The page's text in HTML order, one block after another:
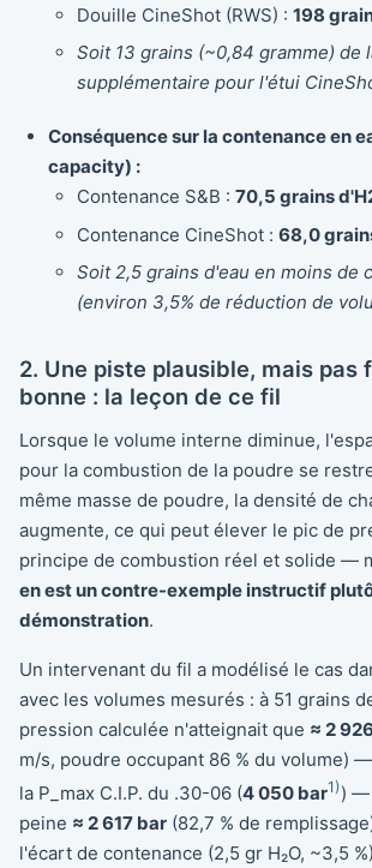
Douille CineShot (RWS) : 198
Soit 13 grains (~0,84 gramme) de
supplémentaire pour l'étui
Conséquence sur la contenance en
capacity) :
Contenance S&B : 70,5 grains
Contenance CineShot : 68,0
Soit 2,5 grains d'eau en moins de
(environ 3,5% de réduction de
2. Une piste plausible, mais pas
bonne : la leçon de ce fil
Lorsque le volume interne diminue,
pour la combustion de la poudre se
même masse de poudre, la densité de
augmente, ce qui peut élever le pic de
principe de combustion réel et solide —
en est un contre-exemple instructif
démonstration.
Un intervenant du fil a modélisé le cas
avec les volumes mesurés : à 51 grains
pression calculée n'atteignait que ≈ 2
m/s, poudre occupant 86 % du volume)
la P_max C.I.P. du .30-06 (4 050 bar1)) —
peine ≈ 2 617 bar (82,7 % de
l'écart de contenance (2,5 gr H₂O, ~3,5